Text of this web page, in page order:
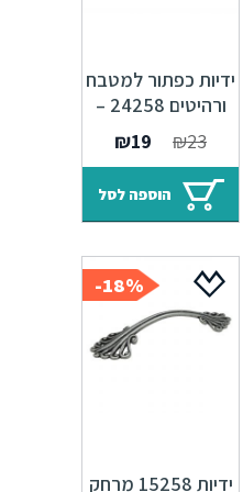
ידיות כפתור למטבח
ורהיטים 24258 –
60 מ"מ ברונזה
פירנצה M09 Zar
₪23
המחיר
המקורי
היה:
₪23.
₪19
הנוכחי
הוא:
₪19.
הוספה לסל
18%-
ידיות 15258 מרחק